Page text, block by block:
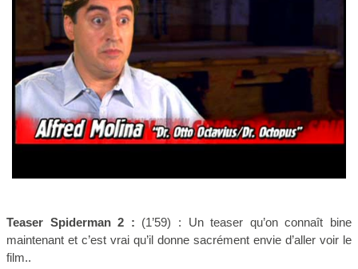
Teaser Spiderman 2 : (1’59) : Un teaser qu’on connaît bine
maintenant et c’est vrai qu’il donne sacrément envie d’aller voir le
film..